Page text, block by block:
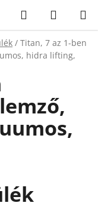
KeresésKOSÁR
/ Titan, 7 az 1-ben
hidra lifting,